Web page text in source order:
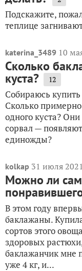
Подскажите,
теплице
katerina_3489 10
Сколько
куста? 12
Собираюсь
Сколько
одного куста?
сорвал —
единожды?
kolkap 31 июля
Можно ли
В этом году
баклажаны.
сортов этого
здоровых
баклажанчик мне
уже 4 кг, и...